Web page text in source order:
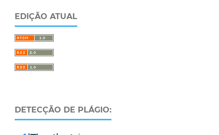
EDIÇÃO ATUAL
DETECÇÃO DE PLÁGIO: